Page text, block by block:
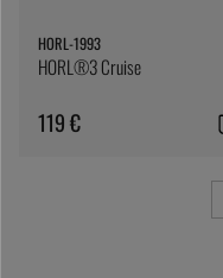
HORL-1993
HORL®3 Cruise
119 €